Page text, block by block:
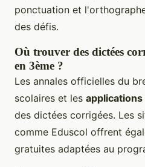
ponctuation et
des défis.
Où trouver des dictées
en 3ème ?
Les annales officielles du
scolaires et les
des dictées corrigées. Les
comme Eduscol offrent
gratuites adaptées au